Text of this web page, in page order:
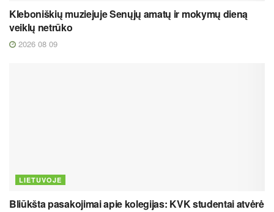
Kleboniškių muziejuje Senųjų amatų ir mokymų dieną
veiklų netrūko
2026 08 09
LIETUVOJE
Bliūkšta pasakojimai apie kolegijas: KVK studentai atvėrė